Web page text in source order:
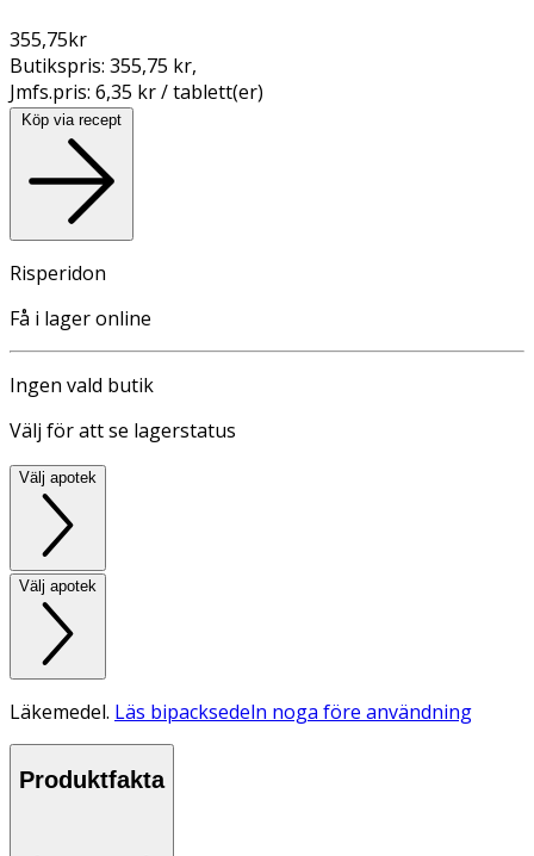
355,75kr
Butikspris: 355,75 kr,
Jmfs.pris: 6,35 kr / tablett(er)
Köp via recept
Risperidon
Få i lager online
Ingen vald butik
Välj för att se lagerstatus
Välj apotek
Välj apotek
Läkemedel. Läs bipacksedeln noga före användning
Produktfakta